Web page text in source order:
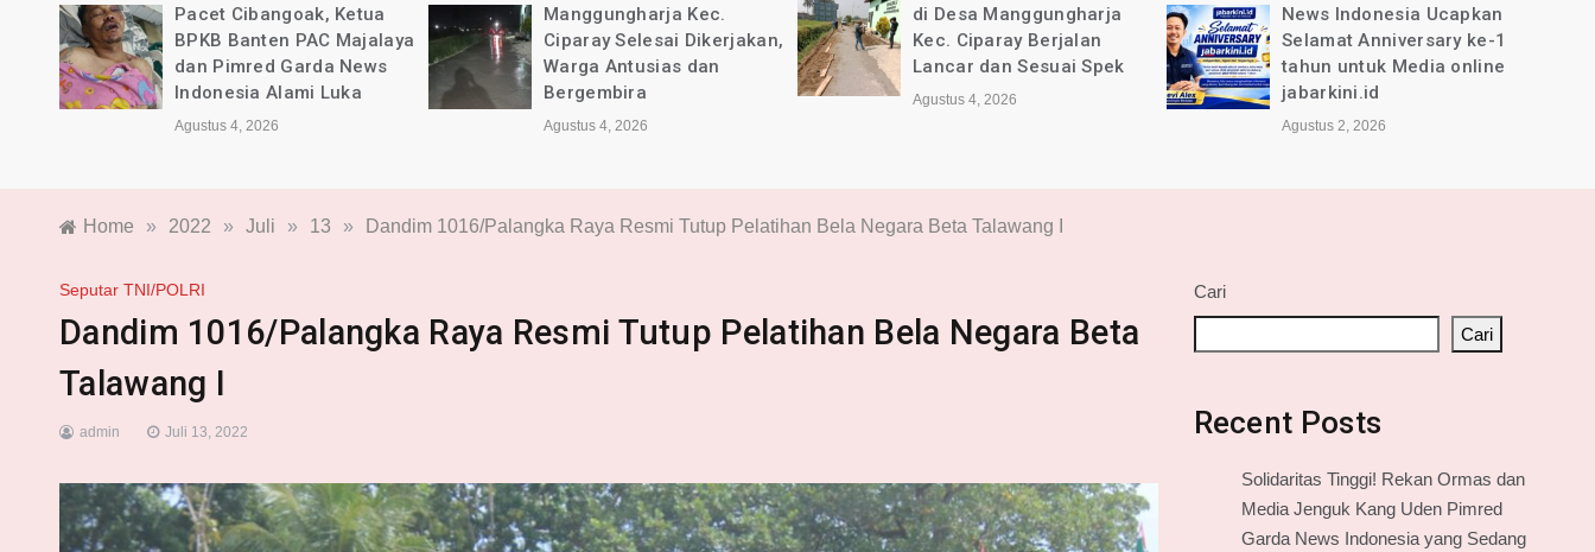
Pacet Cibangoak, Ketua
BPKB Banten PAC Majalaya
dan Pimred Garda News
Indonesia Alami Luka
Agustus 4, 2026
Manggungharja Kec.
Ciparay Selesai Dikerjakan,
Warga Antusias dan
Bergembira
Agustus 4, 2026
di Desa Manggungharja
Kec. Ciparay Berjalan
Lancar dan Sesuai Spek
Agustus 4, 2026
News Indonesia Ucapkan
Selamat Anniversary ke-1
tahun untuk Media online
jabarkini.id
Agustus 2, 2026
Home » 2022 » Juli » 13 » Dandim 1016/Palangka Raya Resmi Tutup Pelatihan Bela Negara Beta Talawang I
Seputar TNI/POLRI
Dandim 1016/Palangka Raya Resmi Tutup Pelatihan Bela Negara Beta
Talawang I
admin Juli 13, 2022
Cari
Cari
Recent Posts
Solidaritas Tinggi! Rekan Ormas dan
Media Jenguk Kang Uden Pimred
Garda News Indonesia yang Sedang